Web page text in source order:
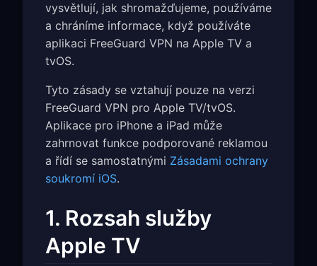
vysvětlují, jak shromažďujeme, používáme
a chráníme informace, když používáte
aplikaci FreeGuard VPN na Apple TV a
tvOS.
Tyto zásady se vztahují pouze na verzi
FreeGuard VPN pro Apple TV/tvOS.
Aplikace pro iPhone a iPad může
zahrnovat funkce podporované reklamou
a řídí se samostatnými Zásadami ochrany
soukromí iOS.
1. Rozsah služby
Apple TV